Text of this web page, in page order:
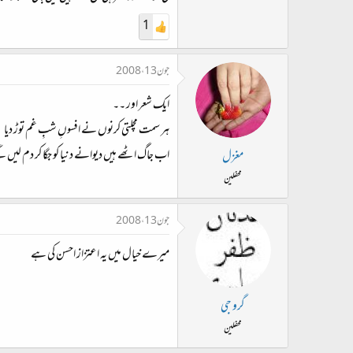
1
مغزل
محفلین
جون 13، 2008
ایک شعر اور ۔۔
ہر سمت مچلتی کرنوں نے افسوںِ شبِ غم توڑ دیا
اب جاگ اٹھے ہیں دیوانے دنیا کو جگا کر دم
گرو جی
محفلین
جون 13، 2008
میرے خیال میں یہ اعتزاز احسن کی ہے